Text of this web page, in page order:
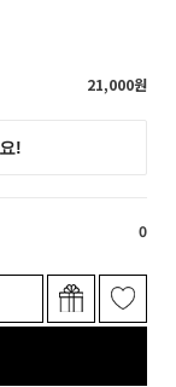
21,000원
0